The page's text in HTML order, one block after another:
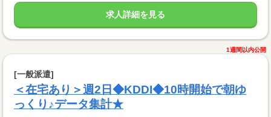
求人詳細を見る
1週間以内公開
[一般派遣]
＜在宅あり＞週2日◆KDDI◆10時開始で朝ゆ
っくり♪データ集計★